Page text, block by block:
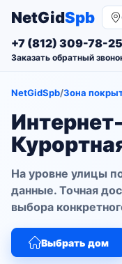
NetGidSpb
+7 (812) 309-78-25
Заказать обратный
NetGidSpb/Зона
На уровне улицы
данные. Точная
выбора
Выбрать дом